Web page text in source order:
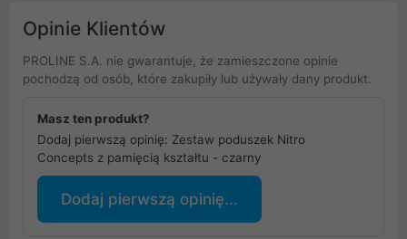
Opinie Klientów
PROLINE S.A. nie gwarantuje, że zamieszczone opinie
pochodzą od osób, które zakupiły lub używały dany produkt.
Masz ten produkt?
Dodaj pierwszą opinię: Zestaw poduszek Nitro
Concepts z pamięcią kształtu - czarny
Dodaj pierwszą opinię...